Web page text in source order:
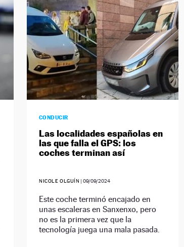
CONDUCIR
Las localidades españolas en
las que falla el GPS: los
coches terminan así
NICOLE OLGUÍN |09/09/2024
Este coche terminó encajado en
unas escaleras en Sanxenxo, pero
no es la primera vez que la
tecnología juega una mala pasada.